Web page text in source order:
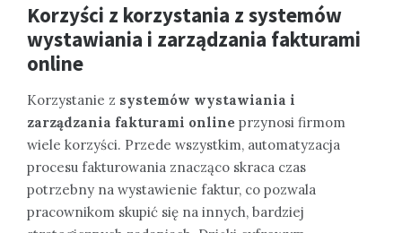
Korzyści z korzystania z systemów
wystawiania i zarządzania fakturami
online
Korzystanie z systemów wystawiania i
zarządzania fakturami online przynosi firmom
wiele korzyści. Przede wszystkim, automatyzacja
procesu fakturowania znacząco skraca czas
potrzebny na wystawienie faktur, co pozwala
pracownikom skupić się na innych, bardziej